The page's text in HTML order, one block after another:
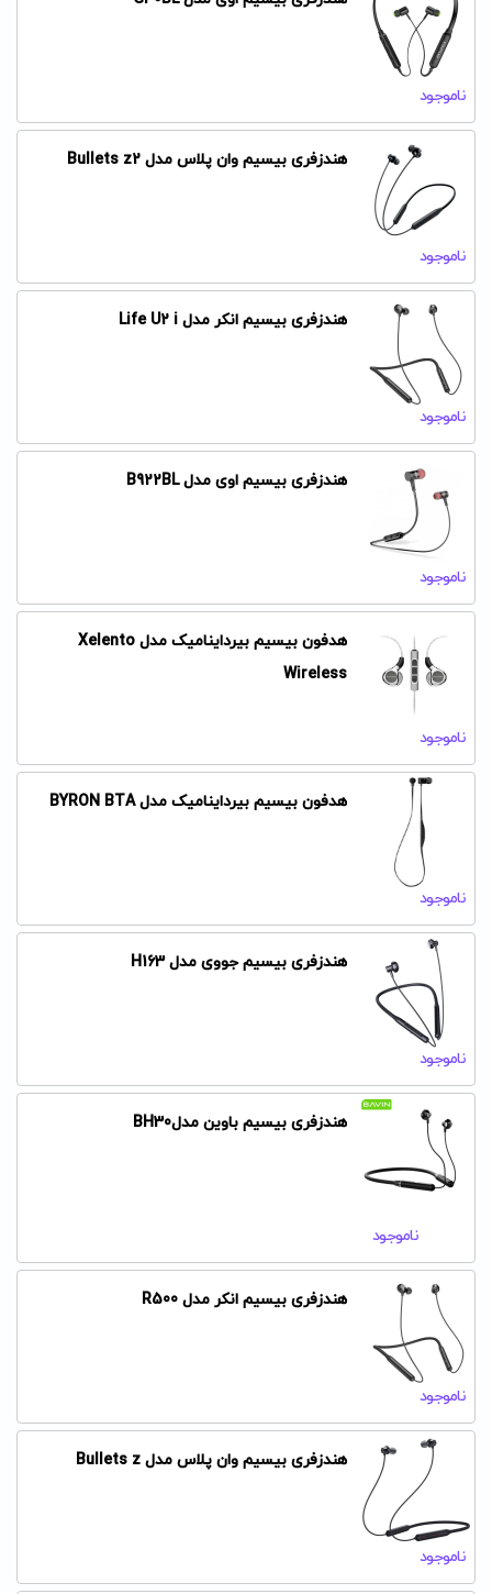
ناموجود
هندزفری بیسیم وان پلاس مدل Bullets z2
ناموجود
هندزفری بیسیم انکر مدل Life U2 i
ناموجود
هندزفری بیسیم اوی مدل B922BL
ناموجود
هدفون بیسیم بیرداینامیک مدل Xelento
Wireless
ناموجود
هدفون بیسیم بیرداینامیک مدل BYRON BTA
ناموجود
هندزفری بیسیم جووی مدل H163
ناموجود
هندزفری بیسیم باوین مدلBH30
ناموجود
هندزفری بیسیم انکر مدل R500
ناموجود
هندزفری بیسیم وان پلاس مدل Bullets z
ناموجود